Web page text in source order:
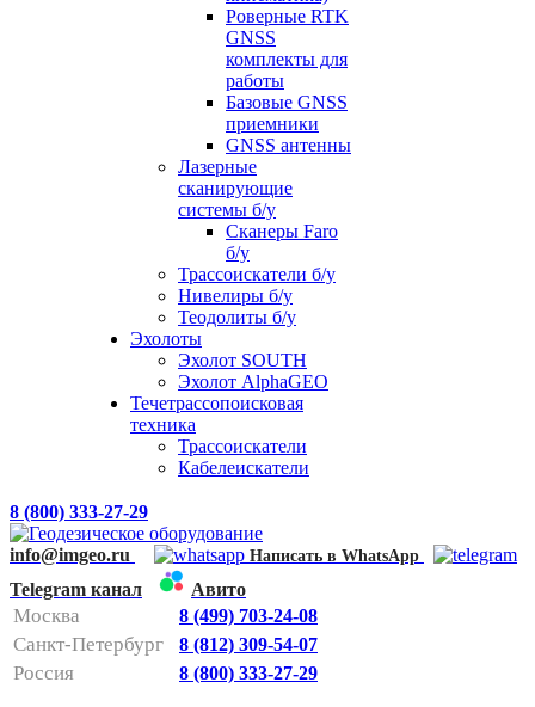
Роверные RTK
GNSS
комплекты для
работы
Базовые GNSS
приемники
GNSS антенны
Лазерные
сканирующие
системы б/у
Сканеры Faro
б/у
Трассоискатели б/у
Нивелиры б/у
Теодолиты б/у
Эхолоты
Эхолот SOUTH
Эхолот AlphaGEO
Течетрассопоисковая
техника
Трассоискатели
Кабелеискатели
8 (800) 333-27-29
info@imgeo.ru Написать в WhatsApp
Telegram канал Авито
Москва 8 (499) 703-24-08
Санкт-Петербург 8 (812) 309-54-07
Россия 8 (800) 333-27-29